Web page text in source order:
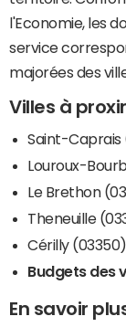
l'Economie, les
service
majorées des
Villes à
Saint-Caprais
Louroux-
Le Brethon
Theneuille
Cérilly (03350)
Budgets des
En savoir